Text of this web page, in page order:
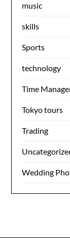
music
skills
Sports
technology
Time
Tokyo tours
Trading
Wedding